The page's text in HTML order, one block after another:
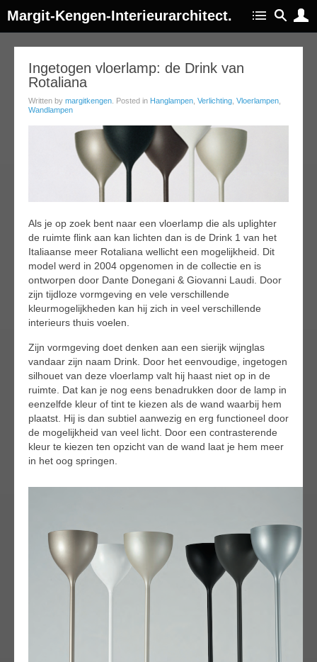
Margit-Kengen-Interieurarchitect.
Ingetogen vloerlamp: de Drink van
Rotaliana
Written by margitkengen . Posted in Hanglampen Verlichting Vloerlampen
Wandlampen
Als je op zoek bent naar een vloerlamp die als uplighter
de ruimte flink aan kan lichten dan is de Drink 1 van het
Italiaanse meer Rotaliana wellicht een mogelijkheid. Dit
model werd in 2004 opgenomen in de collectie en is
ontworpen door Dante Donegani & Giovanni Laudi. Door
zijn tijdloze vormgeving en vele verschillende
kleurmogelijkheden kan hij zich in veel verschillende
interieurs thuis voelen.
Zijn vormgeving doet denken aan een sierijk wijnglas
vandaar zijn naam Drink. Door het eenvoudige, ingetogen
silhouet van deze vloerlamp valt hij haast niet op in de
ruimte. Dat kan je nog eens benadrukken door de lamp in
eenzelfde kleur of tint te kiezen als de wand waarbij hem
plaatst. Hij is dan subtiel aanwezig en erg functioneel door
de mogelijkheid van veel licht. Door een contrasterende
kleur te kiezen ten opzicht van de wand laat je hem meer
in het oog springen.